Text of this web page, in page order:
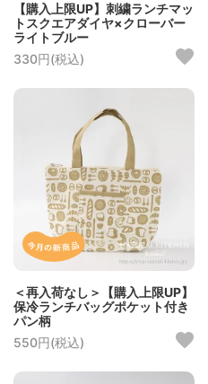
【購入上限UP】刺繍ランチマッ
トスクエアダイヤ×クローバー
ライトブルー
330円(税込)
＜再入荷なし＞【購入上限UP】
保冷ランチバッグポケット付き
パン柄
550円(税込)